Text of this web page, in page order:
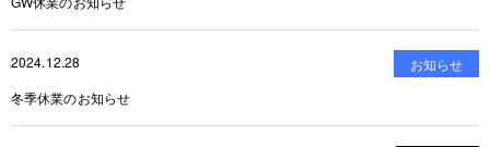
2024.12.28
お知らせ
冬季休業のお知らせ